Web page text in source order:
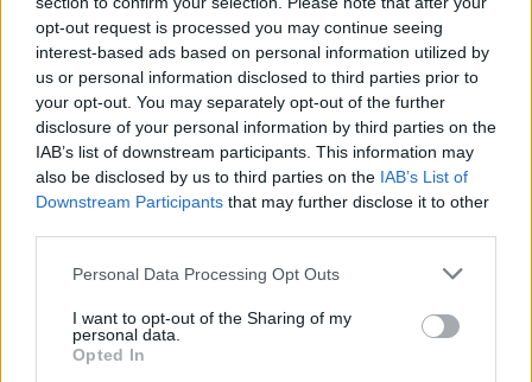
opt-out request is processed you may continue seeing
interest-based ads based on personal information utilized by
us or personal information disclosed to third parties prior to
your opt-out. You may separately opt-out of the further
disclosure of your personal information by third parties on the
IAB’s list of downstream participants. This information may
also be disclosed by us to third parties on the IAB’s List of
Downstream Participants that may further disclose it to other
Personal Data Processing Opt Outs
I want to opt-out of the Sharing of my
personal data.
Opted In
Mastodon Telegram WhatsApp
Stampa Altro
Vuoi ricevere gli aggiornamenti delle news di TecnoGazzetta?
Inserisci nome ed indirizzo E-Mail: